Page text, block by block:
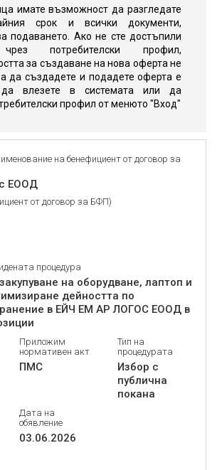
имате възможност да разгледате
срок и всички документи,
подаването. Ако не сте достъпили
потребителски профил,
за създаване на нова оферта не
да създадете и подадете оферта е
да влезете в системата или да
профил от менюто "Вход"
на бенефициент от договор за
ЕООД
от договор за БФП)
процедура
на оборудване, лаптоп и
дейността по
в ЕЙЧ ЕМ АР ЛОГОС ЕООД в
Приложим
нормативен акт
ПМС
Тип на
процедурата
Избор с
публична
покана
Дата на
обявление
03.06.2026